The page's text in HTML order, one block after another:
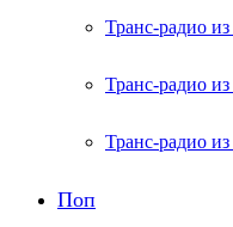
Транс-радио
Транс-радио
Транс-радио
Поп